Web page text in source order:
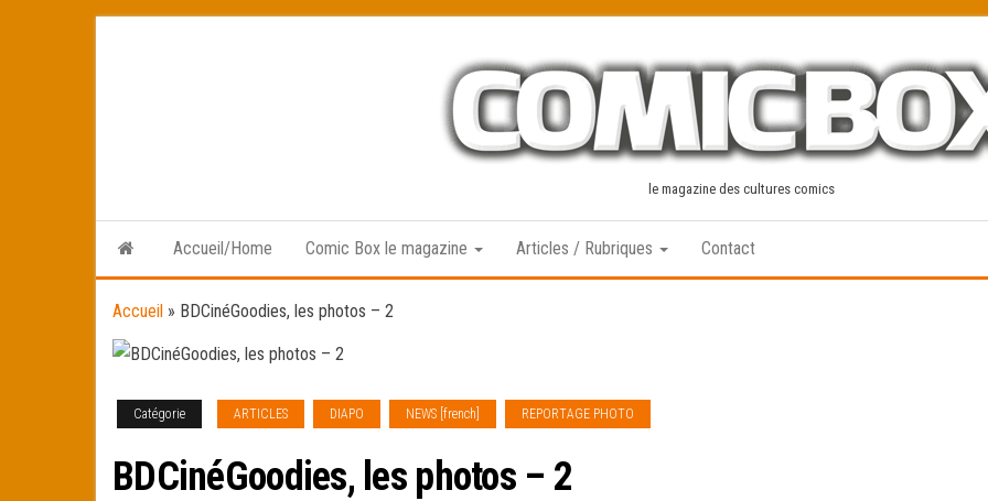
le magazine des cultures comics
Accueil/Home Comic Box le magazine Articles / Rubriques Contact
Accueil » BDCinéGoodies, les photos – 2
Catégorie ARTICLES DIAPO NEWS [french] REPORTAGE PHOTO
BDCinéGoodies, les photos – 2